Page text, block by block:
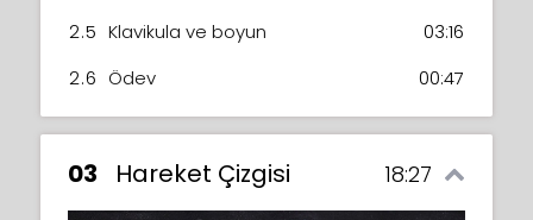
2.5 Klavikula ve boyun
03:16
2.6 Ödev 00:47
03 Hareket Çizgisi 18:27